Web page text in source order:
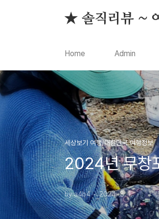
★ 솔직리뷰 ~
Home Admin
세상보기 여행/대한민국 여행정보
2024년 무창
by a4b4 2024. 8. 1.